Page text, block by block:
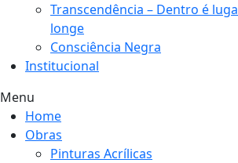
Transcendência – Dentro é
longe
Consciência Negra
Institucional
Menu
Home
Obras
Pinturas Acrílicas